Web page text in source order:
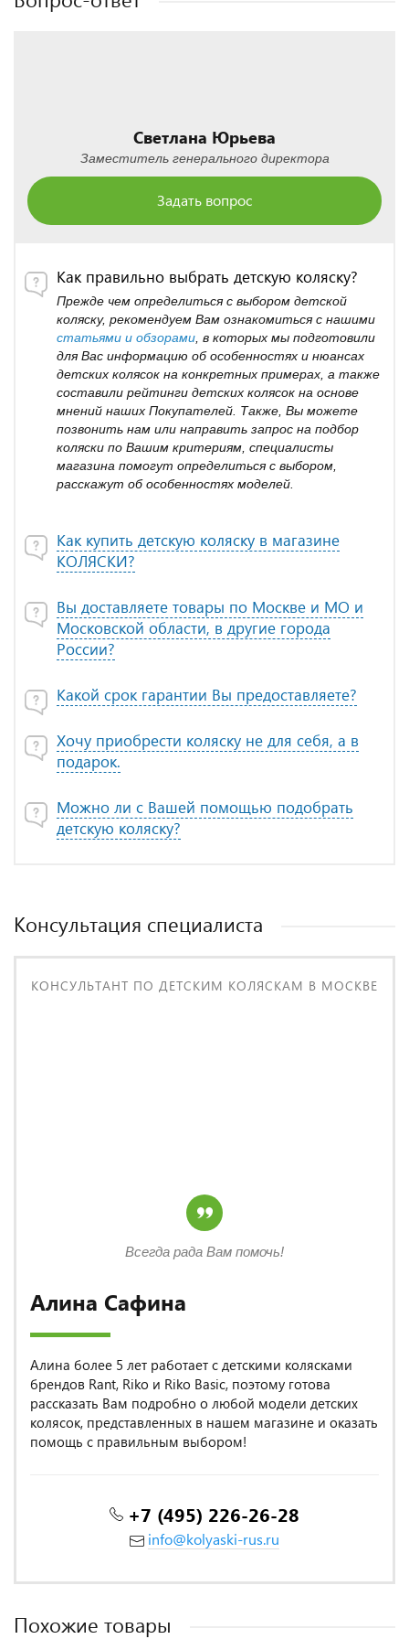
Светлана Юрьева
Заместитель генерального директора
Задать вопрос
Как правильно выбрать детскую коляску?
Прежде чем определиться с выбором детской
коляску, рекомендуем Вам ознакомиться с нашими
статьями и обзорами , в которых мы подготовили
для Вас информацию об особенностях и нюансах
детских колясок на конкретных примерах, а также
составили рейтинги детских колясок на основе
мнений наших Покупателей. Также, Вы можете
позвонить нам или направить запрос на подбор
коляски по Вашим критериям, специалисты
магазина помогут определиться с выбором,
расскажут об особенностях моделей.
Как купить детскую коляску в магазине
КОЛЯСКИ?
Вы доставляете товары по Москве и МО и
Московской области, в другие города
России?
Какой срок гарантии Вы предоставляете?
Хочу приобрести коляску не для себя, а в
подарок.
Можно ли с Вашей помощью подобрать
детскую коляску?
Консультация специалиста
КОНСУЛЬТАНТ ПО ДЕТСКИМ КОЛЯСКАМ В МОСКВЕ
Алина Сафина
Алина более 5 лет работает с детскими колясками
брендов Rant, Riko и Riko Basic, поэтому готова
рассказать Вам подробно о любой модели детских
колясок, представленных в нашем магазине и оказать
помощь с правильным выбором!
+7 (495) 226-26-28
info@kolyaski-rus.ru
Всегда рада Вам помочь!
Похожие товары